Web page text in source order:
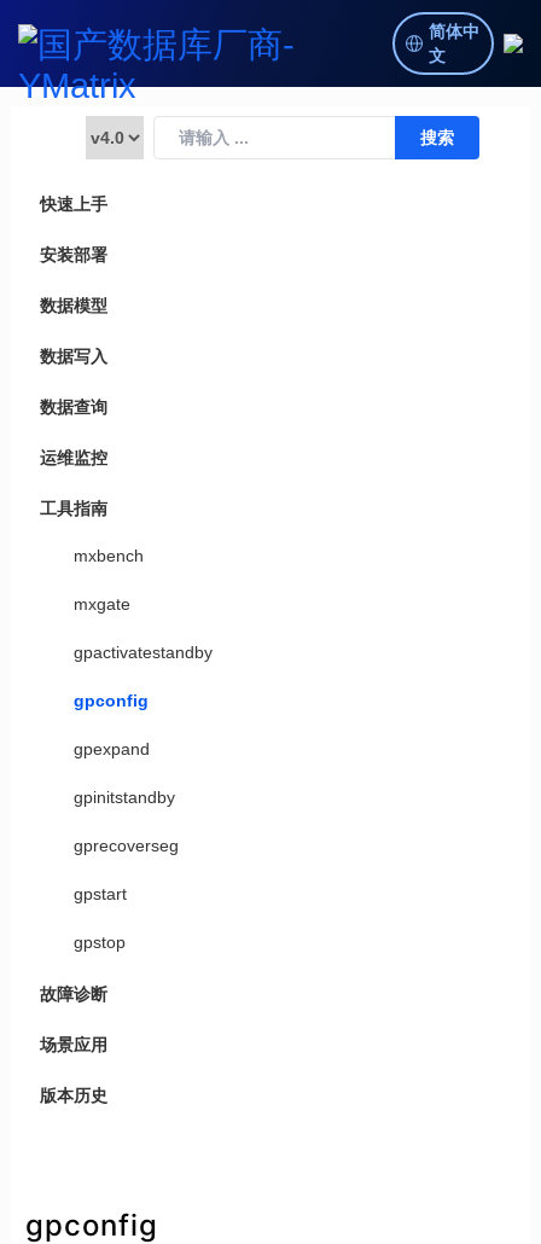
简体中
文
快速上手
安装部署
数据模型
数据写入
数据查询
运维监控
工具指南
mxbench
mxgate
gpactivatestandby
gpconfig
gpexpand
gpinitstandby
gprecoverseg
gpstart
gpstop
故障诊断
场景应用
版本历史
gpconfig